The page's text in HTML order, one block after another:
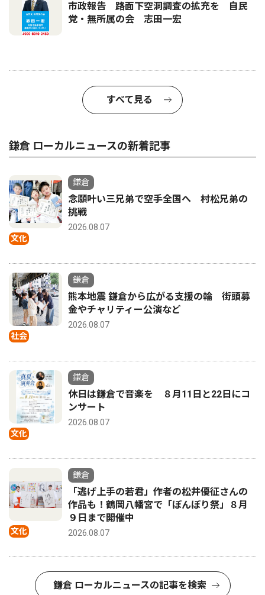
市政報告 路面下空洞調査の拡充を 自民
党・無所属の会 志田一宏
すべて見る
鎌倉 ローカルニュースの新着記事
文化
鎌倉
念願叶い三兄弟で空手全国へ 村松兄弟の
挑戦
2026.08.07
社会
鎌倉
熊本地震 鎌倉から広がる支援の輪 街頭募
金やチャリティー公演など
2026.08.07
文化
鎌倉
休日は鎌倉で音楽を ８月11日と22日にコ
ンサート
2026.08.07
文化
鎌倉
「逃げ上手の若君」作者の松井優征さんの
作品も！鶴岡八幡宮で「ぼんぼり祭」８月
９日まで開催中
2026.08.07
鎌倉 ローカルニュースの記事を検索